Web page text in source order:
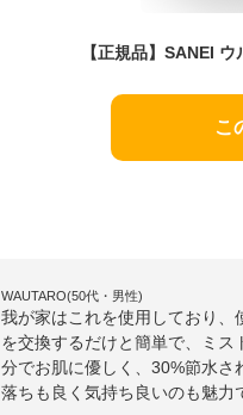
こ
WAUTARO(50代・男性)
我が家はこれを使用しており
を交換するだけと簡単で、ミ
分でお肌に優しく、30%節水
落ちも良く気持ち良いのも魅